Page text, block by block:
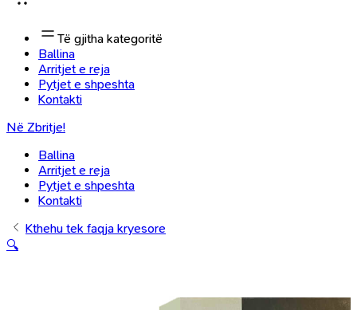
Të gjitha kategoritë
Ballina
Arritjet e reja
Pytjet e shpeshta
Kontakti
Në Zbritje!
Ballina
Arritjet e reja
Pytjet e shpeshta
Kontakti
Kthehu tek faqja kryesore
🔍